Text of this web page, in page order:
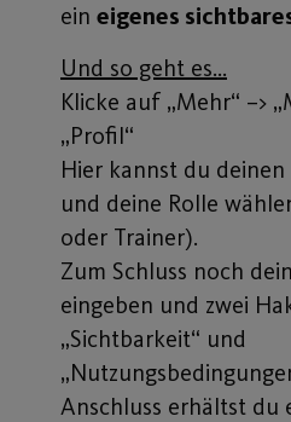
ein eigenes
Und so geht es…
Klicke auf „Mehr“ –>
„Profil“
Hier kannst du
und deine Rolle
oder Trainer).
Zum Schluss noch
eingeben und zwei
„Sichtbarkeit“ und
Anschluss erhältst du